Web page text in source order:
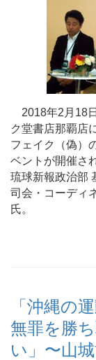
2018年2月18
ク堂書店那覇店
フェイク（偽）
ベントが開催さ
琉球新報政治部
司会・コーディ
氏。
「沖縄の
無罪を勝
い」〜山